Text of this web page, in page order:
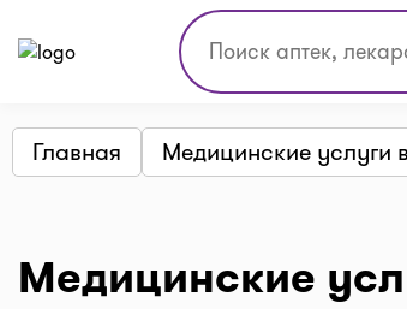
Главная Медицинские услуги
Медицинские